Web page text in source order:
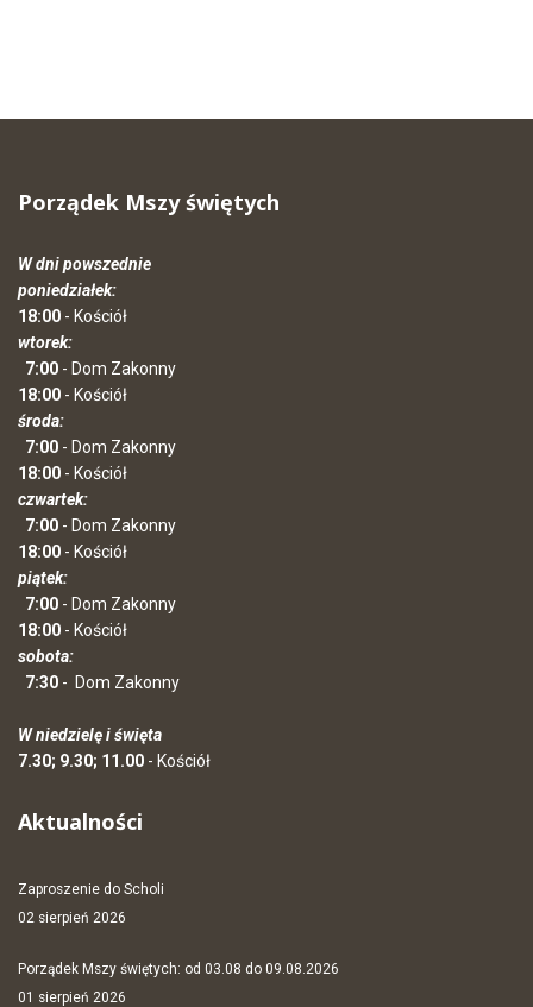
Porządek Mszy świętych
W dni powszednie
poniedziałek:
18:00 - Kościół
wtorek:
7:00 - Dom Zakonny
18:00 - Kościół
środa:
7:00 - Dom Zakonny
18:00 - Kościół
czwartek:
7:00 - Dom Zakonny
18:00 - Kościół
piątek:
7:00 - Dom Zakonny
18:00 - Kościół
sobota:
7:30 - Dom Zakonny
W niedzielę i święta
7.30; 9.30; 11.00 - Kościół
Aktualności
Zaproszenie do Scholi
02 sierpień 2026
Porządek Mszy świętych: od 03.08 do 09.08.2026
01 sierpień 2026